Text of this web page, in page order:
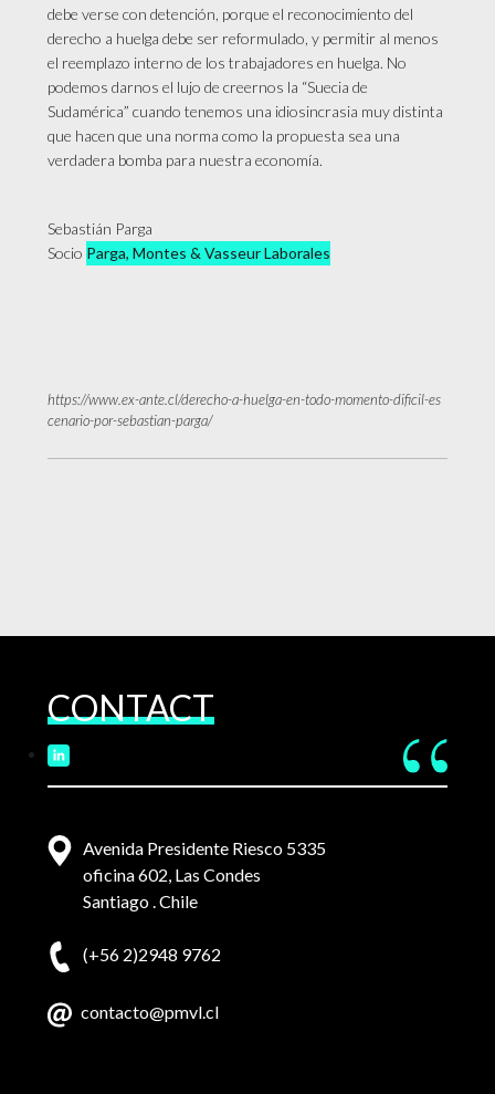
debe verse con detención, porque el reconocimiento del
derecho a huelga debe ser reformulado, y permitir al menos
el reemplazo interno de los trabajadores en huelga. No
podemos darnos el lujo de creernos la “Suecia de
Sudamérica” cuando tenemos una idiosincrasia muy distinta
que hacen que una norma como la propuesta sea una
verdadera bomba para nuestra economía.
Sebastián Parga
Socio Parga, Montes & Vasseur Laborales
https://www.ex-ante.cl/derecho-a-huelga-en-todo-momento-dificil-es
cenario-por-sebastian-parga/
CONTACT
Avenida Presidente Riesco 5335
oficina 602, Las Condes
Santiago . Chile
(+56 2)2948 9762
contacto@pmvl.cl